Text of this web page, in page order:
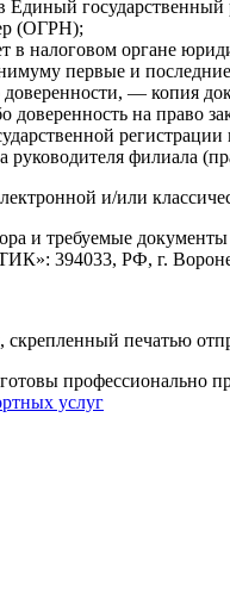
Единый
(ОГРН);
в налоговом органе
первые и
— копия
доверенность на право
руководителя филиала
и/или
и требуемые
394033, РФ, г.
печатью
готовы профессионально